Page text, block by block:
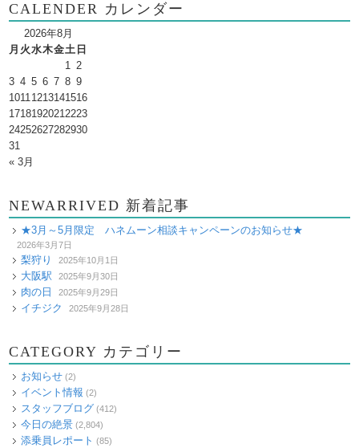
CALENDER カレンダー
2026年8月
月 火水木金土 日
1 2
3 4 5 6 7 8 9
10111213141516
17181920212223
24252627282930
31
« 3月
NEWARRIVED 新着記事
★3月～5月限定 ハネムーン相談キャンペーンのお知らせ★
2026年3月7日
梨狩り 2025年10月1日
大阪駅 2025年9月30日
肉の日 2025年9月29日
イチジク 2025年9月28日
CATEGORY カテゴリー
お知らせ (2)
イベント情報 (2)
スタッフブログ (412)
今日の絶景 (2,804)
添乗員レポート (85)